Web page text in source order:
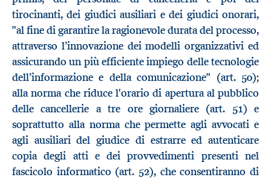
tirocinanti, dei giudici ausiliari e dei giudici onorari,
"al fine di garantire la ragionevole durata del processo,
attraverso l’innovazione dei modelli organizzativi ed
assicurando un più efficiente impiego delle tecnologie
dell’informazione e della comunicazione" (art. 50);
alla norma che riduce l'orario di apertura al pubblico
delle cancellerie a tre ore giornaliere (art. 51) e
soprattutto alla norma che permette agli avvocati e
agli ausiliari del giudice di estrarre ed autenticare
copia degli atti e dei provvedimenti presenti nel
fascicolo informatico (art. 52), che consentiranno di